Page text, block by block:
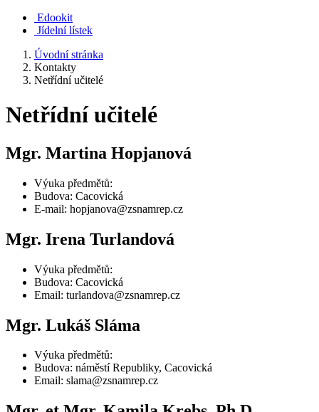
Edookit
Jídelní lístek
Úvodní stránka
Kontakty
Netřídní učitelé
Netřídní učitelé
Mgr. Martina Hopjanová
Výuka předmětů:
Budova: Cacovická
E-mail: hopjanova@zsnamrep.cz
Mgr. Irena Turlandová
Výuka předmětů:
Budova: Cacovická
Email: turlandova@zsnamrep.cz
Mgr. Lukáš Sláma
Výuka předmětů:
Budova: náměstí Republiky, Cacovická
Email: slama@zsnamrep.cz